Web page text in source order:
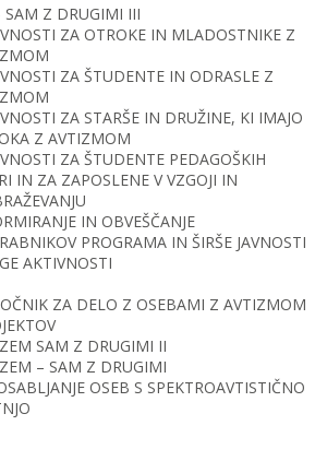
SAM Z DRUGIMI III
ZA OTROKE IN MLADOSTNIKE Z
ZA ŠTUDENTE IN ODRASLE Z
ZA STARŠE IN DRUŽINE, KI IMAJO
Z AVTIZMOM
ZA ŠTUDENTE PEDAGOŠKIH
IN ZA ZAPOSLENE V VZGOJI IN
IN OBVEŠČANJE
PROGRAMA IN ŠIRŠE JAVNOSTI
AKTIVNOSTI
ZA DELO Z OSEBAMI Z AVTIZMOM
SAM Z DRUGIMI II
– SAM Z DRUGIMI
OSEB S SPEKTROAVTISTIČNO